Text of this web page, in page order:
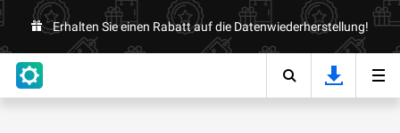
Erhalten Sie einen Rabatt auf die Datenwiederherstellung!